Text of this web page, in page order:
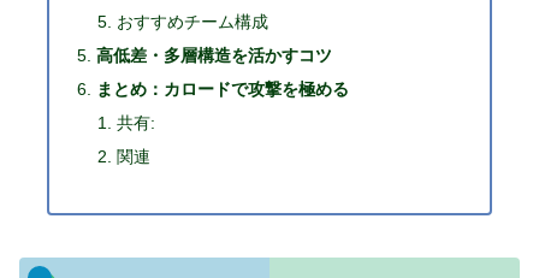
おすすめチーム構成
高低差・多層構造を活かすコツ
まとめ：カロードで攻撃を極める
共有:
関連